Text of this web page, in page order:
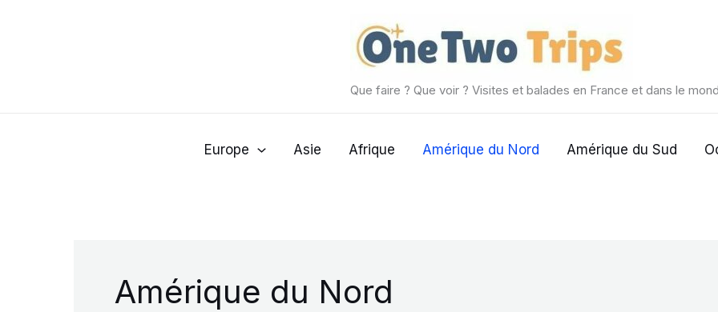
Que faire ? Que voir ? Visites et balades en France et dans le
Europe Asie Afrique Amérique du Nord Amérique du Sud
Amérique du Nord